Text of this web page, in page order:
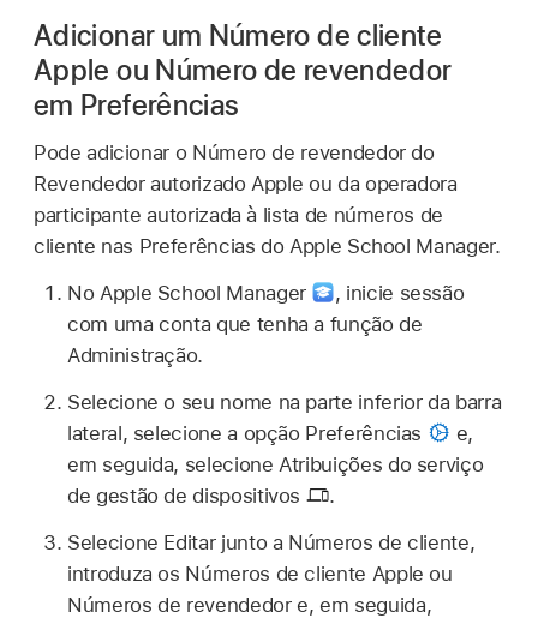
Adicionar um Número de cliente
Apple ou Número de revendedor
em Preferências
Pode adicionar o Número de revendedor do
Revendedor autorizado Apple ou da operadora
participante autorizada à lista de números de
cliente nas Preferências do Apple School Manager.
No Apple School Manager
, inicie sessão
com uma conta que tenha a função de
Administração.
Selecione o seu nome na parte inferior da barra
lateral, selecione a opção Preferências
e,
em seguida, selecione Atribuições do serviço
de gestão de dispositivos
.
Selecione Editar junto a Números de cliente,
introduza os Números de cliente Apple ou
Números de revendedor e, em seguida,